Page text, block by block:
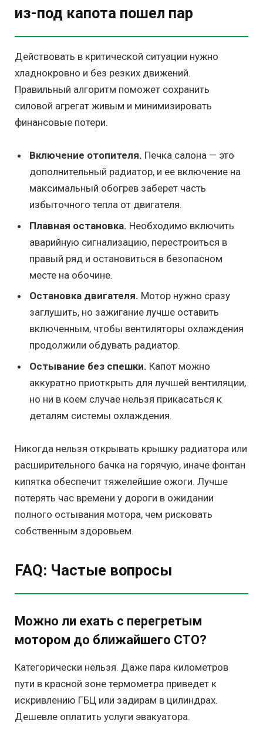
из-под капота пошел пар
Действовать в критической ситуации нужно
хладнокровно и без резких движений.
Правильный алгоритм поможет сохранить
силовой агрегат живым и минимизировать
финансовые потери.
Включение отопителя. Печка салона — это
дополнительный радиатор, и ее включение на
максимальный обогрев заберет часть
избыточного тепла от двигателя.
Плавная остановка. Необходимо включить
аварийную сигнализацию, перестроиться в
правый ряд и остановиться в безопасном
месте на обочине.
Остановка двигателя. Мотор нужно сразу
заглушить, но зажигание лучше оставить
включенным, чтобы вентиляторы охлаждения
продолжили обдувать радиатор.
Остывание без спешки. Капот можно
аккуратно приоткрыть для лучшей вентиляции,
но ни в коем случае нельзя прикасаться к
деталям системы охлаждения.
Никогда нельзя открывать крышку радиатора или
расширительного бачка на горячую, иначе фонтан
кипятка обеспечит тяжелейшие ожоги. Лучше
потерять час времени у дороги в ожидании
полного остывания мотора, чем рисковать
собственным здоровьем.
FAQ: Частые вопросы
Можно ли ехать с перегретым
мотором до ближайшего СТО?
Категорически нельзя. Даже пара километров
пути в красной зоне термометра приведет к
искривлению ГБЦ или задирам в цилиндрах.
Дешевле оплатить услуги эвакуатора.